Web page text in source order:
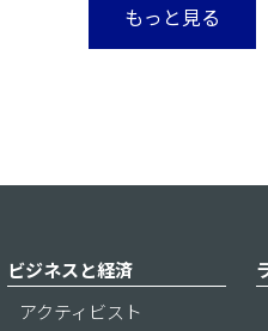
もっと見る
ビジネスと経済
アクティビスト